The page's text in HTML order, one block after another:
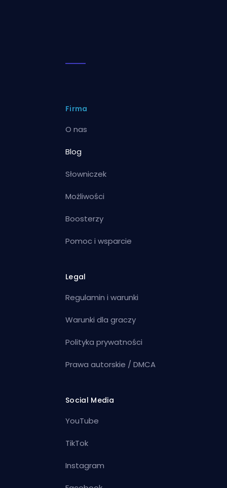
Firma
O nas
Blog
Słowniczek
Możliwości
Boosterzy
Pomoc i wsparcie
Legal
Regulamin i warunki
Warunki dla graczy
Polityka prywatności
Prawa autorskie / DMCA
Social Media
YouTube
TikTok
Instagram